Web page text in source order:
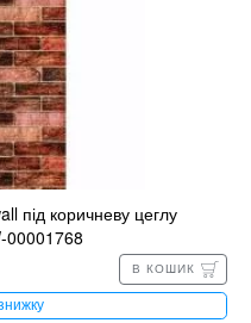
під коричневу цеглу
00001768
В КОШИК